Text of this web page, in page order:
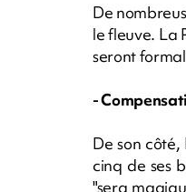
De
le fleuve. La
seront
-
De son
cinq de ses
"sera